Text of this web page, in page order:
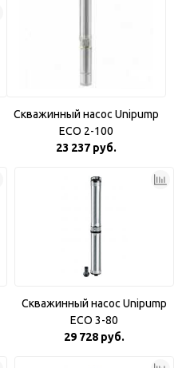
Скважинный насос Unipump
ECO 2-100
23 237 руб.
Скважинный насос Unipump
ECO 3-80
29 728 руб.